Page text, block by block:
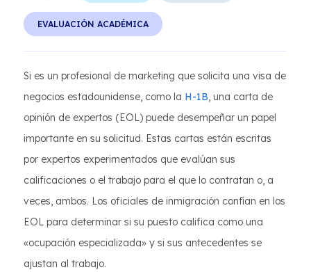
EVALUACIÓN ACADÉMICA
Si es un profesional de marketing que solicita una visa de
negocios estadounidense, como la H-1B, una carta de
opinión de expertos (EOL) puede desempeñar un papel
importante en su solicitud. Estas cartas están escritas
por expertos experimentados que evalúan sus
calificaciones o el trabajo para el que lo contratan o, a
veces, ambos. Los oficiales de inmigración confían en los
EOL para determinar si su puesto califica como una
«ocupación especializada» y si sus antecedentes se
ajustan al trabajo.